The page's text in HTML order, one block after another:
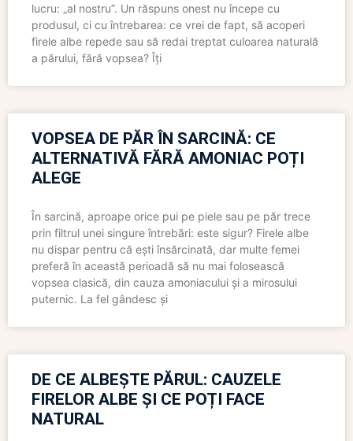
lucru: „al nostru”. Un răspuns onest nu începe cu
produsul, ci cu întrebarea: ce vrei de fapt, să acoperi
firele albe repede sau să redai treptat culoarea naturală
a părului, fără vopsea? Îți
VOPSEA DE PĂR ÎN SARCINĂ: CE
ALTERNATIVĂ FĂRĂ AMONIAC POȚI
ALEGE
În sarcină, aproape orice pui pe piele sau pe păr trece
prin filtrul unei singure întrebări: este sigur? Firele albe
nu dispar pentru că ești însărcinată, dar multe femei
preferă în această perioadă să nu mai folosească
vopsea clasică, din cauza amoniacului și a mirosului
puternic. La fel gândesc și
DE CE ALBEȘTE PĂRUL: CAUZELE
FIRELOR ALBE ȘI CE POȚI FACE
NATURAL